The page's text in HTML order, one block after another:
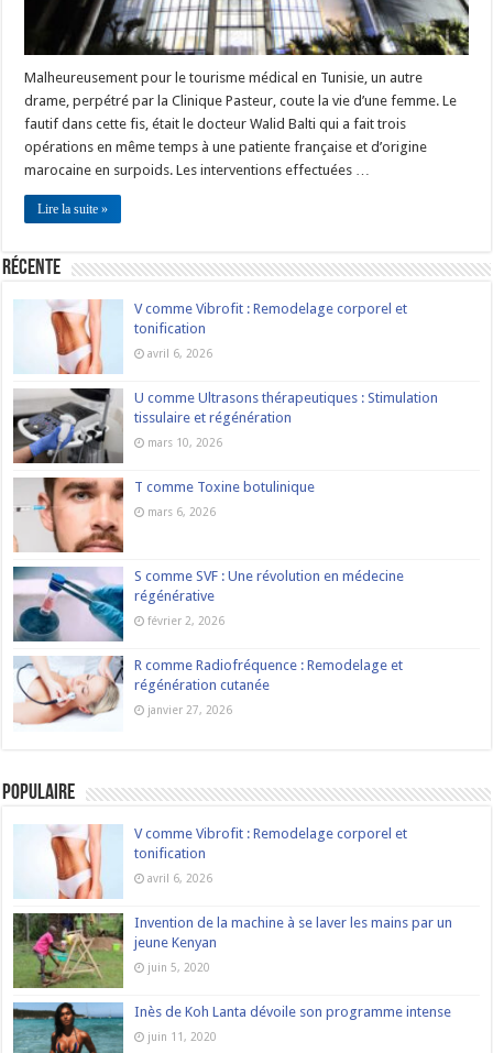
Malheureusement pour le tourisme médical en Tunisie, un autre
drame, perpétré par la Clinique Pasteur, coute la vie d’une femme. Le
fautif dans cette fis, était le docteur Walid Balti qui a fait trois
opérations en même temps à une patiente française et d’origine
marocaine en surpoids. Les interventions effectuées …
Lire la suite »
Récente
V comme Vibrofit : Remodelage corporel et
tonification
avril 6, 2026
U comme Ultrasons thérapeutiques : Stimulation
tissulaire et régénération
mars 10, 2026
T comme Toxine botulinique
mars 6, 2026
S comme SVF : Une révolution en médecine
régénérative
février 2, 2026
R comme Radiofréquence : Remodelage et
régénération cutanée
janvier 27, 2026
Populaire
V comme Vibrofit : Remodelage corporel et
tonification
avril 6, 2026
Invention de la machine à se laver les mains par un
jeune Kenyan
juin 5, 2020
Inès de Koh Lanta dévoile son programme intense
juin 11, 2020